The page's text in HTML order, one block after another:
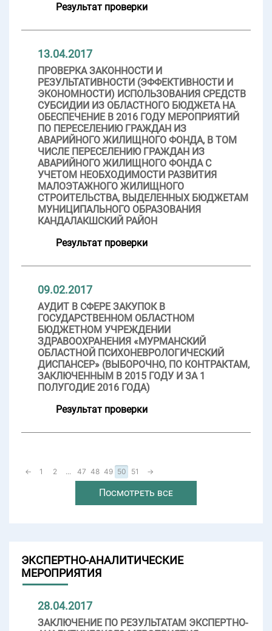
Результат проверки
13.04.2017
ПРОВЕРКА ЗАКОННОСТИ И
РЕЗУЛЬТАТИВНОСТИ (ЭФФЕКТИВНОСТИ И
ЭКОНОМНОСТИ) ИСПОЛЬЗОВАНИЯ СРЕДСТВ
СУБСИДИИ ИЗ ОБЛАСТНОГО БЮДЖЕТА НА
ОБЕСПЕЧЕНИЕ В 2016 ГОДУ МЕРОПРИЯТИЙ
ПО ПЕРЕСЕЛЕНИЮ ГРАЖДАН ИЗ
АВАРИЙНОГО ЖИЛИЩНОГО ФОНДА, В ТОМ
ЧИСЛЕ ПЕРЕСЕЛЕНИЮ ГРАЖДАН ИЗ
АВАРИЙНОГО ЖИЛИЩНОГО ФОНДА С
УЧЕТОМ НЕОБХОДИМОСТИ РАЗВИТИЯ
МАЛОЭТАЖНОГО ЖИЛИЩНОГО
СТРОИТЕЛЬСТВА, ВЫДЕЛЕННЫХ БЮДЖЕТАМ
МУНИЦИПАЛЬНОГО ОБРАЗОВАНИЯ
КАНДАЛАКШСКИЙ РАЙОН
Результат проверки
09.02.2017
АУДИТ В СФЕРЕ ЗАКУПОК В
ГОСУДАРСТВЕННОМ ОБЛАСТНОМ
БЮДЖЕТНОМ УЧРЕЖДЕНИИ
ЗДРАВООХРАНЕНИЯ «МУРМАНСКИЙ
ОБЛАСТНОЙ ПСИХОНЕВРОЛОГИЧЕСКИЙ
ДИСПАНСЕР» (ВЫБОРОЧНО, ПО КОНТРАКТАМ,
ЗАКЛЮЧЕННЫМ В 2015 ГОДУ И ЗА 1
ПОЛУГОДИЕ 2016 ГОДА)
Результат проверки
← 1 2 ... 47 48 49 50 51 →
Посмотреть все
ЭКСПЕРТНО-АНАЛИТИЧЕСКИЕ
МЕРОПРИЯТИЯ
28.04.2017
ЗАКЛЮЧЕНИЕ ПО РЕЗУЛЬТАТАМ ЭКСПЕРТНО-